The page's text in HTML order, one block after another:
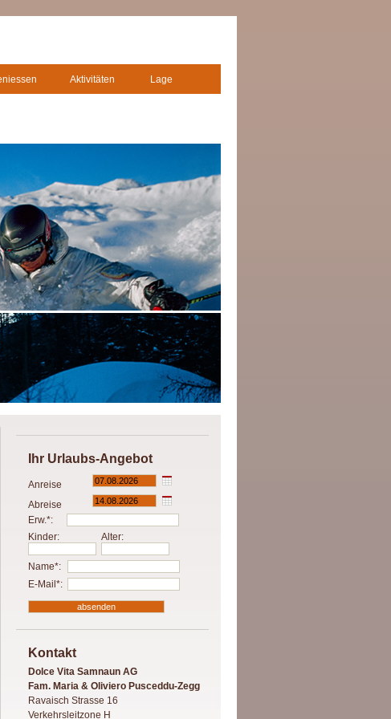
Aktivitäten Lage
Ihr Urlaubs-Angebot
Anreise
Abreise
Erw.*:
Kinder:
Alter:
Name*:
E-Mail*:
Kontakt
Dolce Vita Samnaun AG
Fam. Maria & Oliviero Pusceddu-Zegg
Ravaisch Strasse 16
Verkehrsleitzone H